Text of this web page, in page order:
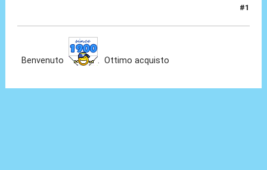
#1
Benvenuto . Ottimo acquisto